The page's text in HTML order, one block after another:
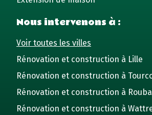
Nous intervenons à :
Voir toutes les villes
Rénovation et construction à Lille
Rénovation et construction à
Rénovation et construction à
Rénovation et construction à